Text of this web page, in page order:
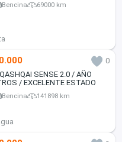
Bencina 69000 km
0
SENSE 2.0 / AÑO
/ EXCELENTE ESTADO
Bencina 141898 km